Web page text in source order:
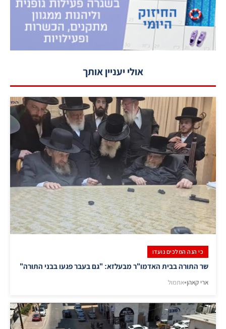
אולי יעניין אותך
כי הנה המלכים נועדו
שר התורה בבית האדמו"ר מבעלזא: "גם בעבר פגעו בבני התורה"
ארי קאהן•אתמול